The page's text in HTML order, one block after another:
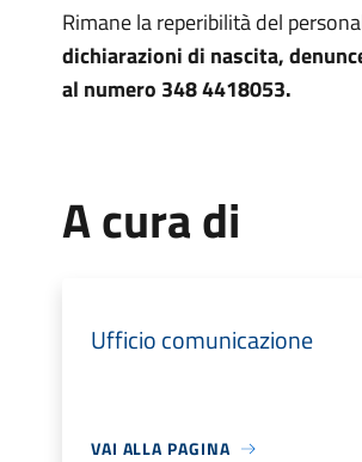
Rimane la reperibilità del
dichiarazioni di nascita,
al numero 348 4418053.
A cura di
Ufficio comunicazione
VAI ALLA PAGINA